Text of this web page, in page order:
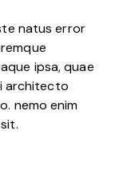
natus error
ipsa, quae
architecto
nemo enim